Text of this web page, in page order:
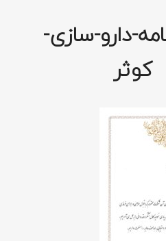
دارو-سازی-
کوثر